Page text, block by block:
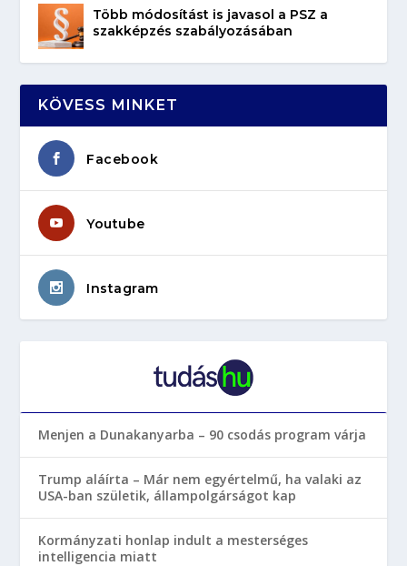
Több módosítást is javasol a PSZ a
szakképzés szabályozásában
KÖVESS MINKET
Facebook
Youtube
Instagram
Menjen a Dunakanyarba – 90 csodás program várja
Trump aláírta – Már nem egyértelmű, ha valaki az
USA-ban születik, állampolgárságot kap
Kormányzati honlap indult a mesterséges
intelligencia miatt